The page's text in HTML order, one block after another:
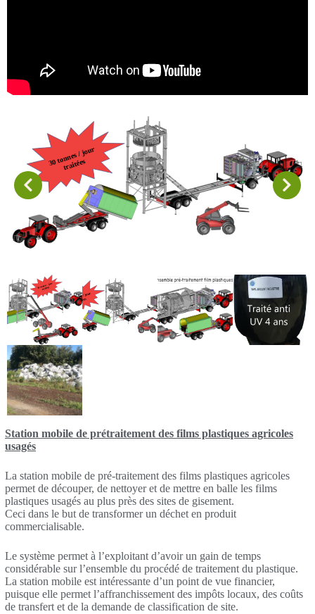
Station mobile de prétraitement des films plastiques agricoles
usagés
La station mobile de pré-traitement des films plastiques agricoles
permet de découper, de nettoyer et de mettre en balle les films
plastiques usagés au plus près des sites de gisement.
Ceci dans le but de transformer un déchet en produit
commercialisable.
Le système permet à l’exploitant d’avoir un gain de temps
considérable sur l’ensemble du procédé de traitement du plastique.
La station mobile est intéressante d’un point de vue financier,
puisque elle permet l’affranchissement des impôts locaux, des coûts
de transfert et de la demande de classification de site.